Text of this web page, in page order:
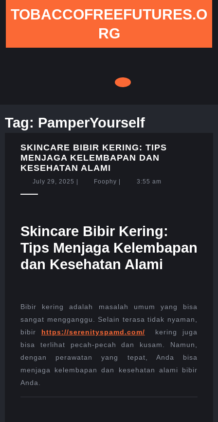
TOBACCOFREEFUTURES.O
RG
Tag: PamperYourself
SKINCARE BIBIR KERING: TIPS
MENJAGA KELEMBAPAN DAN
KESEHATAN ALAMI
BIBIR
KERING:
DAN
KESEHATAN
ALAMI
July 29, 2025 July
Foophy Foophy3:55 am
Skincare Bibir Kering:
Tips Menjaga Kelembapan
dan Kesehatan Alami
Bibir kering adalah masalah umum yang bisa
sangat mengganggu. Selain terasa tidak nyaman,
bibir https://serenityspamd.com/ kering juga
bisa terlihat pecah-pecah dan kusam. Namun,
dengan perawatan yang tepat, Anda bisa
menjaga kelembapan dan kesehatan alami bibir
Anda.